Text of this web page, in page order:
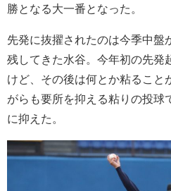
勝となる大一番となった。
先発に抜擢されたのは今季中盤
残してきた水谷。今年初の先発
けど、その後は何とか粘ること
がらも要所を抑える粘りの投球
に抑えた。